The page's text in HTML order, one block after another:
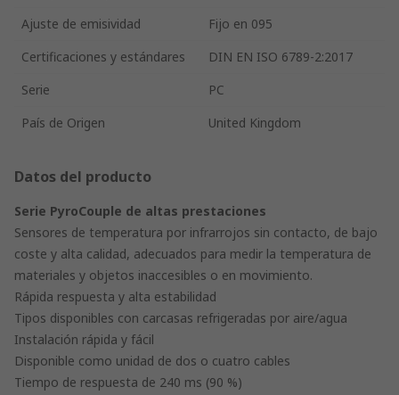
Ajuste de emisividad
Fijo en 095
Certificaciones y estándares
DIN EN ISO 6789-2:2017
Serie
PC
País de Origen
United Kingdom
Datos del producto
Serie PyroCouple de altas prestaciones
Sensores de temperatura por infrarrojos sin contacto, de bajo
coste y alta calidad, adecuados para medir la temperatura de
materiales y objetos inaccesibles o en movimiento.
Rápida respuesta y alta estabilidad
Tipos disponibles con carcasas refrigeradas por aire/agua
Instalación rápida y fácil
Disponible como unidad de dos o cuatro cables
Tiempo de respuesta de 240 ms (90 %)